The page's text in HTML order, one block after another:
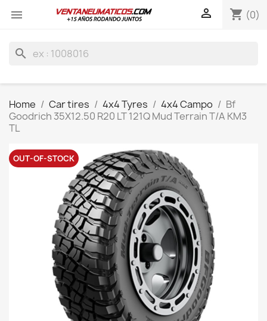
 shopping_cart (0)

search
Home Car tires 4x4 Tyres 4x4 Campo
Bf
Goodrich 35X12.50 R20 LT 121Q Mud Terrain T/A KM3
TL
OUT-OF-STOCK